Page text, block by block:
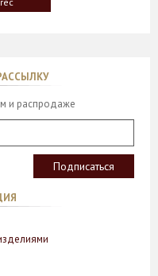
и распродаже